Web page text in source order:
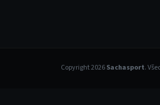
Copyright 2026Sachasport.